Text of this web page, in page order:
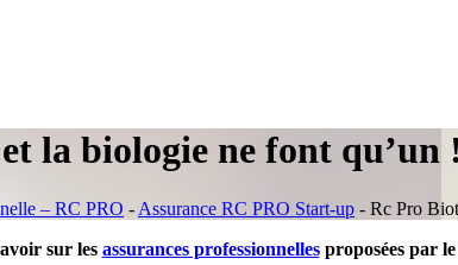
la biologie ne font qu’un !
– RC PRO - Assurance RC PRO Start-up - Rc Pro
sur les assurances professionnellesproposées par